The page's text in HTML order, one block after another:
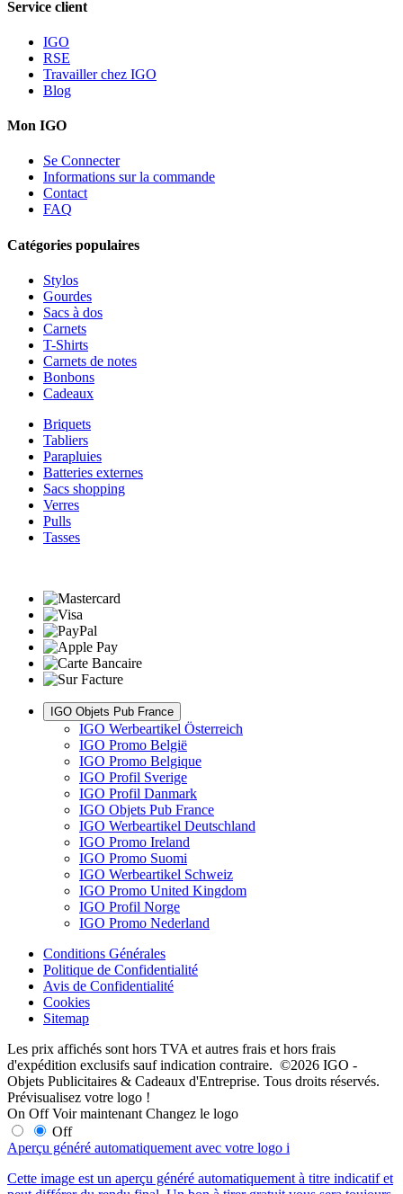
Service client
IGO
RSE
Travailler chez IGO
Blog
Mon IGO
Se Connecter
Informations sur la commande
Contact
FAQ
Catégories populaires
Stylos
Gourdes
Sacs à dos
Carnets
T-Shirts
Carnets de notes
Bonbons
Cadeaux
Briquets
Tabliers
Parapluies
Batteries externes
Sacs shopping
Verres
Pulls
Tasses
IGO Objets Pub France
IGO Werbeartikel Österreich
IGO Promo België
IGO Promo Belgique
IGO Profil Sverige
IGO Profil Danmark
IGO Objets Pub France
IGO Werbeartikel Deutschland
IGO Promo Ireland
IGO Promo Suomi
IGO Werbeartikel Schweiz
IGO Promo United Kingdom
IGO Profil Norge
IGO Promo Nederland
Conditions Générales
Politique de Confidentialité
Avis de Confidentialité
Cookies
Sitemap
Les prix affichés sont hors TVA et autres frais et hors frais
d'expédition exclusifs sauf indication contraire. ©2026 IGO -
Objets Publicitaires & Cadeaux d'Entreprise. Tous droits réservés.
Prévisualisez votre logo !
On Off Voir maintenant Changez le logo
Off
Aperçu généré automatiquement avec votre logo i
Cette image est un aperçu généré automatiquement à titre indicatif et